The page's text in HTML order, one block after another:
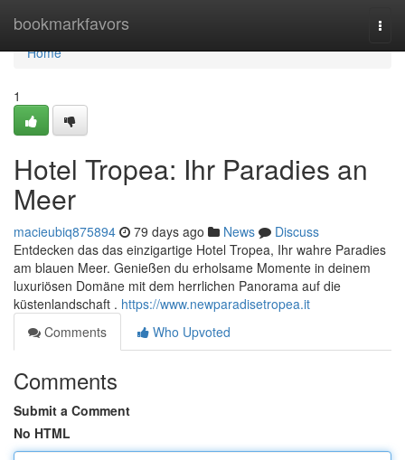
bookmarkfavors
Home
Home
1
Hotel Tropea: Ihr Paradies an
Meer
macieubiq875894 79 days ago News
Discuss
Entdecken das das einzigartige Hotel Tropea, Ihr wahre Paradies
am blauen Meer. Genießen du erholsame Momente in deinem
luxuriösen Domäne mit dem herrlichen Panorama auf die
küstenlandschaft . https://www.newparadisetropea.it
Comments
Who Upvoted
Comments
Submit a Comment
No HTML